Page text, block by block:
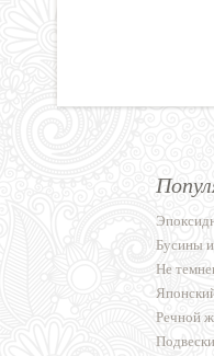
Бусины
Не
Речной
Подвески